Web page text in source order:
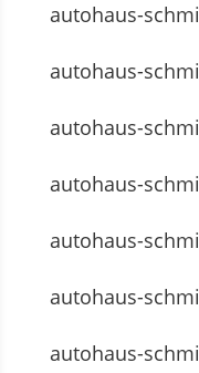
autohaus-
autohaus-
autohaus-
autohaus-
autohaus-
autohaus-
autohaus-